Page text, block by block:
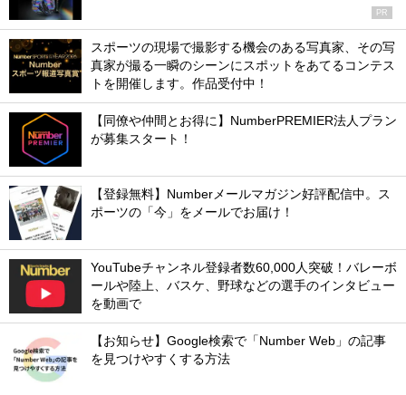
PR
スポーツの現場で撮影する機会のある写真家、その写
真家が撮る一瞬のシーンにスポットをあてるコンテス
トを開催します。作品受付中！
【同僚や仲間とお得に】NumberPREMIER法人プラン
が募集スタート！
【登録無料】Numberメールマガジン好評配信中。ス
ポーツの「今」をメールでお届け！
YouTubeチャンネル登録者数60,000人突破！バレーボ
ールや陸上、バスケ、野球などの選手のインタビュー
を動画で
【お知らせ】Google検索で「Number Web」の記事
を見つけやすくする方法